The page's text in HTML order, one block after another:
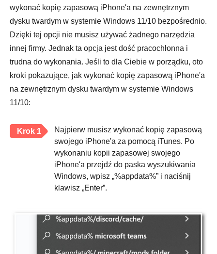
wykonać kopię zapasową iPhone'a na zewnętrznym
dysku twardym w systemie Windows 11/10 bezpośrednio.
Dzięki tej opcji nie musisz używać żadnego narzędzia
innej firmy. Jednak ta opcja jest dość pracochłonna i
trudna do wykonania. Jeśli to dla Ciebie w porządku, oto
kroki pokazujące, jak wykonać kopię zapasową iPhone'a
na zewnętrznym dysku twardym w systemie Windows
11/10:
Krok 1
Najpierw musisz wykonać kopię zapasową
swojego iPhone'a za pomocą iTunes. Po
wykonaniu kopii zapasowej swojego
iPhone'a przejdź do paska wyszukiwania
Windows, wpisz „%appdata%” i naciśnij
klawisz „Enter”.